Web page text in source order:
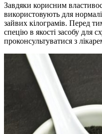
Завдяки корисним
використовують для
зайвих кілограмів. Перед
спецію в якості засобу для
проконсультуватися з